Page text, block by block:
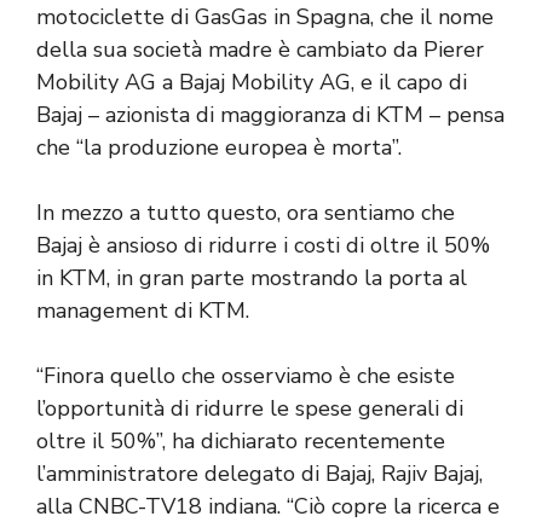
motociclette di GasGas in Spagna, che il nome
della sua società madre è cambiato da Pierer
Mobility AG a Bajaj Mobility AG, e il capo di
Bajaj – azionista di maggioranza di KTM – pensa
che “la produzione europea è morta”.
In mezzo a tutto questo, ora sentiamo che
Bajaj è ansioso di ridurre i costi di oltre il 50%
in KTM, in gran parte mostrando la porta al
management di KTM.
“Finora quello che osserviamo è che esiste
l’opportunità di ridurre le spese generali di
oltre il 50%”, ha dichiarato recentemente
l’amministratore delegato di Bajaj, Rajiv Bajaj,
alla CNBC-TV18 indiana. “Ciò copre la ricerca e